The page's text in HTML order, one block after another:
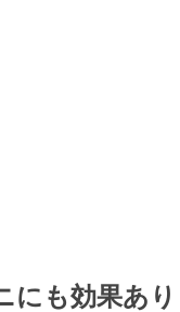
にも効果あ